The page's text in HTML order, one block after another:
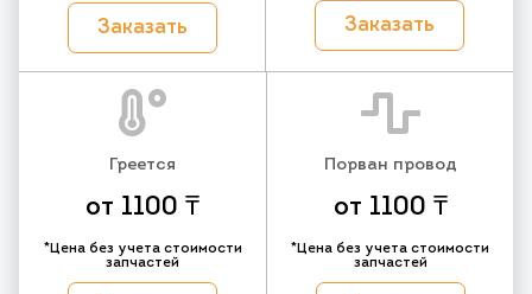
Заказать Заказать
Греется
от 1100 ₸
*Цена без учета стоимости
запчастей
Порван провод
от 1100 ₸
*Цена без учета стоимости
запчастей